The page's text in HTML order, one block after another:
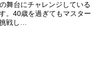
舞台にチャレンジしている
。40歳を過ぎてもマスター
戦し…